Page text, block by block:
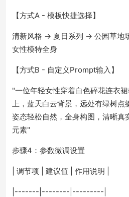
【方式A - 模板快捷选择】
清新风格 → 夏日系列 → 公园草地
女性模特全身
【方式B - 自定义Prompt输入】
"一位年轻女性穿着白色碎花连衣
上，蓝天白云背景，远处有绿树点
姿态轻松自然，全身构图，清晰真
元素"
步骤4：参数微调设置
| 调节项 | 建议值 | 作用说明 |
|-------|--------|---------|